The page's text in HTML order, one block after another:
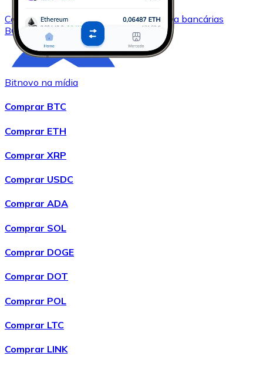
ComprarBitcoin Cashcom transferência bancárias
BCH
ComprarChainlink
LINK
ComprarWrapped Bitcoin
Bitnovo na mídia
Comprar BTC
Comprar ETH
Comprar XRP
Comprar USDC
Comprar ADA
Comprar SOL
Comprar DOGE
Comprar DOT
Comprar POL
Comprar LTC
Comprar LINK